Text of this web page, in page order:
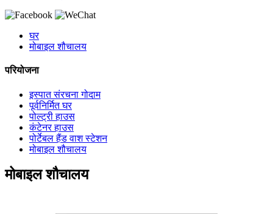
घर
मोबाइल शौचालय
परियोजना
इस्पात संरचना गोदाम
पूर्वनिर्मित घर
पोल्ट्री हाउस
कंटेनर हाउस
पोर्टेबल हैंड वाश स्टेशन
मोबाइल शौचालय
मोबाइल शौचालय